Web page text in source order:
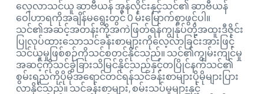
လေ့လာသင်ယူ ဆာဗီယန် အွန်လိုင်းနှင့်သင်၏ ဆာဗီယန်
ဝေါဟာရကိုအချိန်မရွေးတွင် 0 မ်းမြောက်စွာဖွင့်ပါ။
သင်၏အဆင့်အတန်းကိုအကဲဖြတ်ရန်ကျွန်ုပ်တို့အထူးဒီဇိုင်း
ပြုလုပ်ထားသောသင်ခန်းစာများကိုလေ့လာခြင်းအားဖြင့်
သင်ယူမှုဖြစ်စဉ်ကိုသင်စတင်နိုင်သည်။ သင်၏ကျွမ်းကျင်မှု
အဆင့်ကိုသင်ခွဲခြားသိမြင်နိုင်သည်နှင့်တပြိုင်နက်သင်၏
စွမ်းရည်ကိုပိုမိုအရောင်တင်ရန်သင်ခန်းစာများပိုမိုများပြား
လာနိုင်သည်။ သင်ခန်းစာများ, စမ်းသပ်မှုများနှင့်